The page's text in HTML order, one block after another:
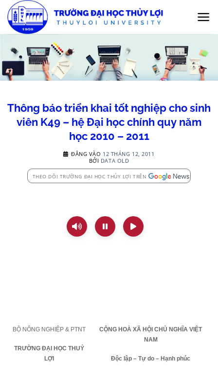
qua
nội
Thông báo triển khai tốt nghiệp cho sinh
viên K49 – hệ Đại học chính quy năm
học 2010 – 2011
ĐĂNG VÀO 12 THÁNG 12, 2011
BỞI DATA OLD
THEO DÕI TRƯỜNG ĐẠI HỌC THỦY LỢI TRÊN
BỘ NÔNG NGHIỆP & PTNT
TRƯỜNG ĐẠI HỌC THUỶ
LỢI
CỘNG HOÀ XÃ HỘI CHỦ NGHĨA VIỆT
NAM
Độc lập – Tự do – Hạnh phúc